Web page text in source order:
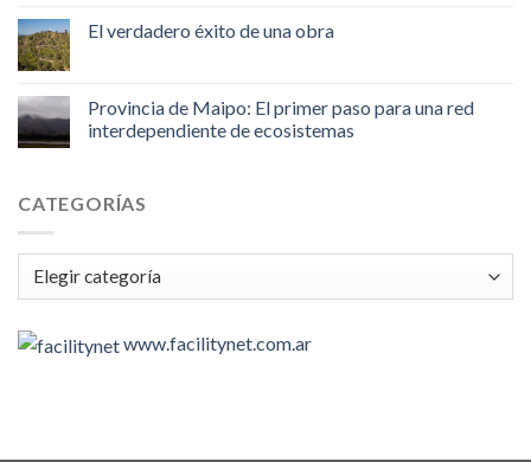
El verdadero éxito de una obra
Provincia de Maipo: El primer paso para una red
interdependiente de ecosistemas
CATEGORÍAS
Categorías
www.facilitynet.com.ar